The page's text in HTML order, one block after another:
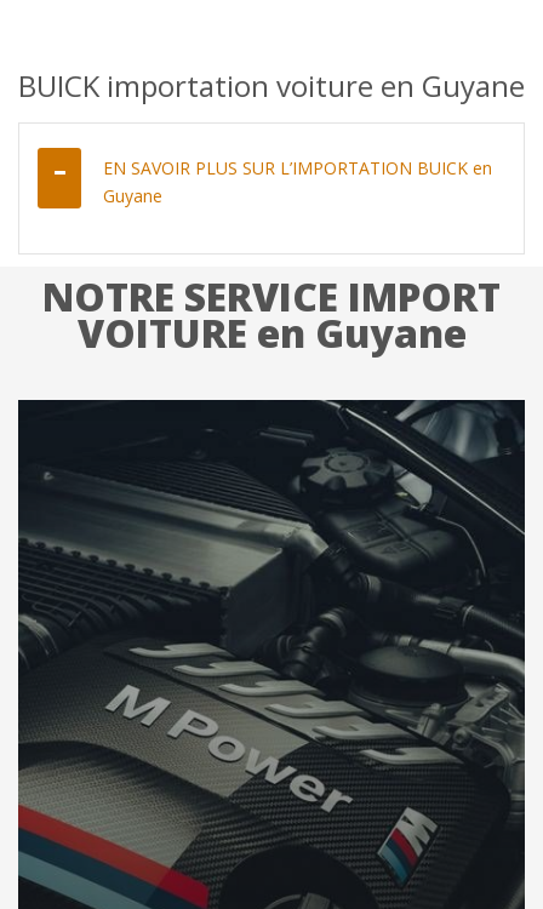
BUICK importation voiture en Guyane
EN SAVOIR PLUS SUR L’IMPORTATION BUICK en
Guyane
NOTRE SERVICE IMPORT
VOITURE en Guyane